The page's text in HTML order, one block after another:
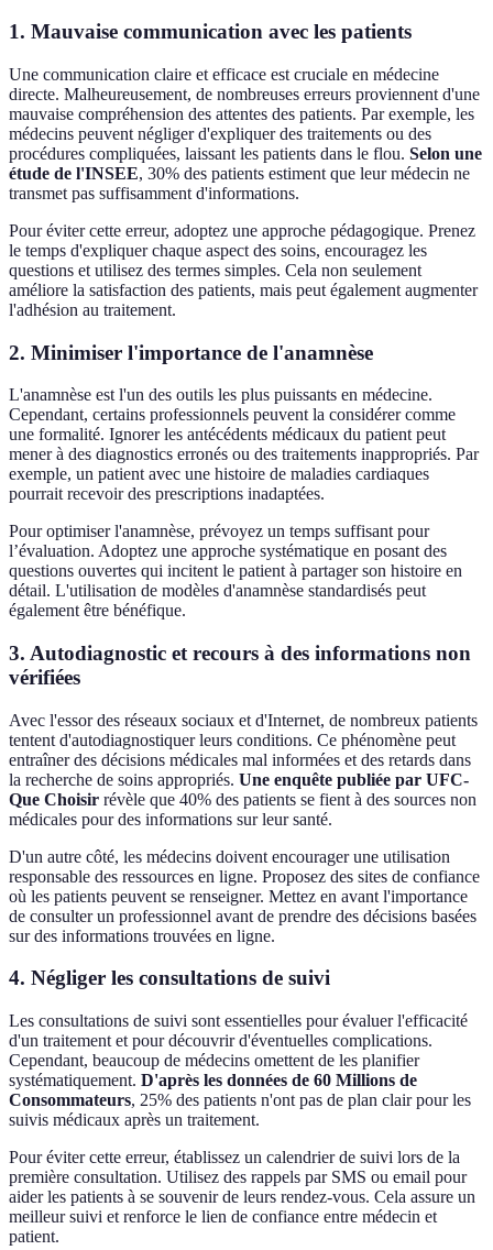
1. Mauvaise communication avec les patients
Une communication claire et efficace est cruciale en médecine
directe. Malheureusement, de nombreuses erreurs proviennent d'une
mauvaise compréhension des attentes des patients. Par exemple, les
médecins peuvent négliger d'expliquer des traitements ou des
procédures compliquées, laissant les patients dans le flou. Selon une
étude de l'INSEE, 30% des patients estiment que leur médecin ne
transmet pas suffisamment d'informations.
Pour éviter cette erreur, adoptez une approche pédagogique. Prenez
le temps d'expliquer chaque aspect des soins, encouragez les
questions et utilisez des termes simples. Cela non seulement
améliore la satisfaction des patients, mais peut également augmenter
l'adhésion au traitement.
2. Minimiser l'importance de l'anamnèse
L'anamnèse est l'un des outils les plus puissants en médecine.
Cependant, certains professionnels peuvent la considérer comme
une formalité. Ignorer les antécédents médicaux du patient peut
mener à des diagnostics erronés ou des traitements inappropriés. Par
exemple, un patient avec une histoire de maladies cardiaques
pourrait recevoir des prescriptions inadaptées.
Pour optimiser l'anamnèse, prévoyez un temps suffisant pour
l’évaluation. Adoptez une approche systématique en posant des
questions ouvertes qui incitent le patient à partager son histoire en
détail. L'utilisation de modèles d'anamnèse standardisés peut
également être bénéfique.
3. Autodiagnostic et recours à des informations non
vérifiées
Avec l'essor des réseaux sociaux et d'Internet, de nombreux patients
tentent d'autodiagnostiquer leurs conditions. Ce phénomène peut
entraîner des décisions médicales mal informées et des retards dans
la recherche de soins appropriés. Une enquête publiée par UFC-
Que Choisir révèle que 40% des patients se fient à des sources non
médicales pour des informations sur leur santé.
D'un autre côté, les médecins doivent encourager une utilisation
responsable des ressources en ligne. Proposez des sites de confiance
où les patients peuvent se renseigner. Mettez en avant l'importance
de consulter un professionnel avant de prendre des décisions basées
sur des informations trouvées en ligne.
4. Négliger les consultations de suivi
Les consultations de suivi sont essentielles pour évaluer l'efficacité
d'un traitement et pour découvrir d'éventuelles complications.
Cependant, beaucoup de médecins omettent de les planifier
systématiquement. D'après les données de 60 Millions de
Consommateurs, 25% des patients n'ont pas de plan clair pour les
suivis médicaux après un traitement.
Pour éviter cette erreur, établissez un calendrier de suivi lors de la
première consultation. Utilisez des rappels par SMS ou email pour
aider les patients à se souvenir de leurs rendez-vous. Cela assure un
meilleur suivi et renforce le lien de confiance entre médecin et
patient.